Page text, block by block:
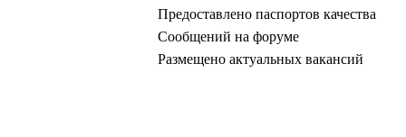
Предоставлено паспортов качества
Сообщений на форуме
Размещено актуальных вакансий